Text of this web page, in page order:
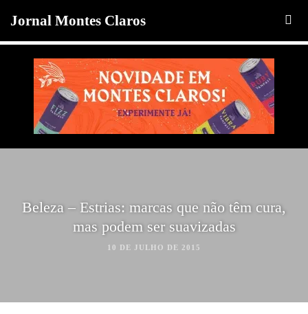
Jornal Montes Claros
Beleza – Estrias: marcas que não têm cura,
mas podem ser suavizadas
10 DE JULHO DE 2015